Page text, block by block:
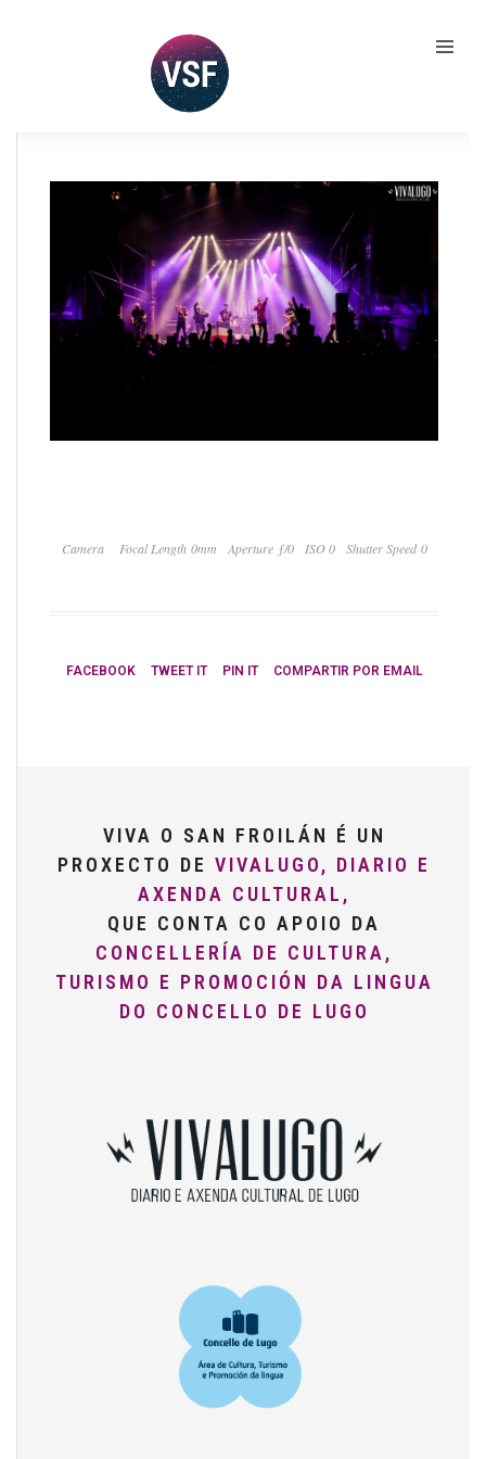
Camera Focal Length 0mm Aperture ƒ/0 ISO 0 Shutter Speed 0
FACEBOOK TWEET IT PIN IT COMPARTIR POR EMAIL
VIVA O SAN FROILÁN É UN
PROXECTO DE VIVALUGO, DIARIO E
AXENDA CULTURAL,
QUE CONTA CO APOIO DA
CONCELLERÍA DE CULTURA,
TURISMO E PROMOCIÓN DA LINGUA
DO CONCELLO DE LUGO